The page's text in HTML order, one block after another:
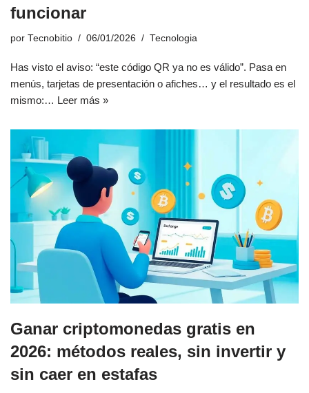
funcionar
por Tecnobitio 06/01/2026 Tecnologia
Has visto el aviso: “este código QR ya no es válido”. Pasa en
menús, tarjetas de presentación o afiches… y el resultado es el
mismo:… Leer más »
Ganar criptomonedas gratis en
2026: métodos reales, sin invertir y
sin caer en estafas